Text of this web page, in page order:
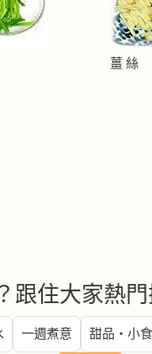
薑 絲
跟住大家熱門
一週煮意 甜品・小食